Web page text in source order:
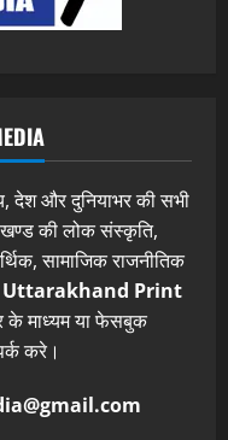
देश और दुनियाभर की सभी
की लोक संस्कृति,
सामाजिक राजनीतिक
Uttarakhand Print
के माध्यम या फेसबुक
करे।